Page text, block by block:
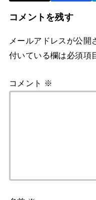
コメントを残す
メールアドレスが公開
付いている欄は必須項
コメント ※